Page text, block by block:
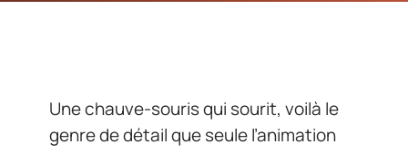
Une chauve-souris qui sourit, voilà le
genre de détail que seule l’animation